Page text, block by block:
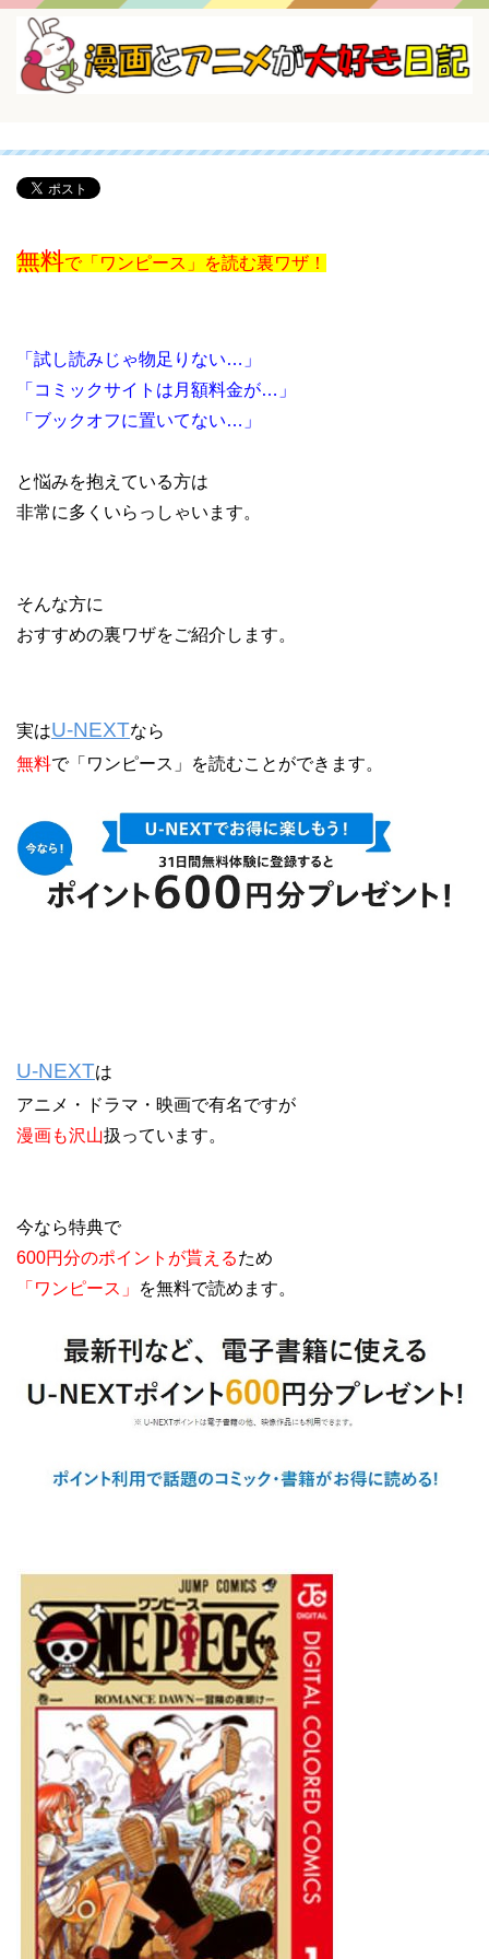
無料で「ワンピース」を読む裏ワザ！
「試し読みじゃ物足りない…」
「コミックサイトは月額料金が…」
「ブックオフに置いてない…」
と悩みを抱えている方は
非常に多くいらっしゃいます。
そんな方に
おすすめの裏ワザをご紹介します。
実はU-NEXTなら
無料で「ワンピース」を読むことができます。
U-NEXTは
アニメ・ドラマ・映画で有名ですが
漫画も沢山扱っています。
今なら特典で
600円分のポイントが貰えるため
「ワンピース」
を無料で読めます。